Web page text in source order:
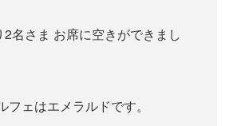
名さま お席に空きができまし
ェはエメラルドです。